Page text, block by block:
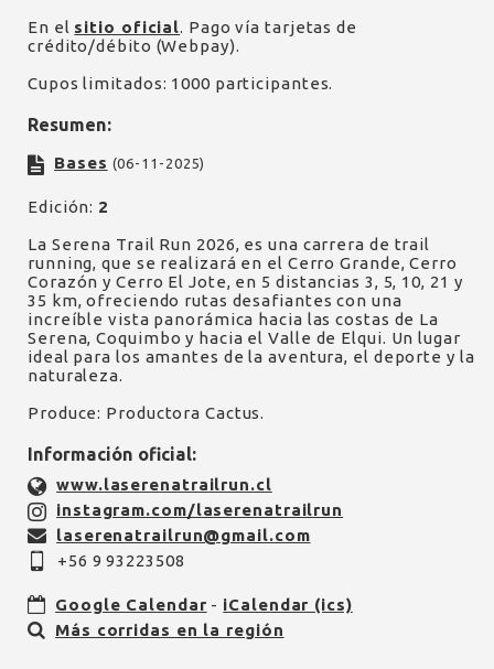
En el sitio oficial. Pago vía tarjetas de
crédito/débito (Webpay).
Cupos limitados: 1000 participantes.
Resumen:
Bases (06-11-2025)
Edición: 2
La Serena Trail Run 2026, es una carrera de trail
running, que se realizará en el Cerro Grande, Cerro
Corazón y Cerro El Jote, en 5 distancias 3, 5, 10, 21 y
35 km, ofreciendo rutas desafiantes con una
increíble vista panorámica hacia las costas de La
Serena, Coquimbo y hacia el Valle de Elqui. Un lugar
ideal para los amantes de la aventura, el deporte y la
naturaleza.
Produce: Productora Cactus.
Información oficial:
www.laserenatrailrun.cl
instagram.com/laserenatrailrun
laserenatrailrun@gmail.com
+56 9 93223508
Google Calendar - iCalendar (ics)
Más corridas en la región